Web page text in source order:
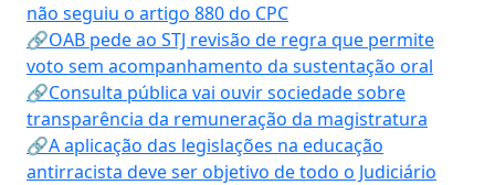
não seguiu o artigo 880 do CPC
🔗OAB pede ao STJ revisão de regra que permite
voto sem acompanhamento da sustentação oral
🔗Consulta pública vai ouvir sociedade sobre
transparência da remuneração da magistratura
🔗A aplicação das legislações na educação
antirracista deve ser objetivo de todo o Judiciário